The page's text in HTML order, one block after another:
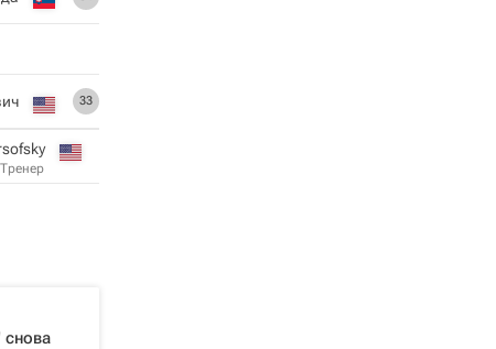
33
Тренер
снова